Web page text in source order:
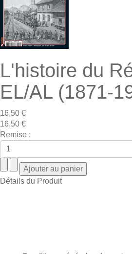
L'histoire du
EL/AL (1871-
16,50 €
16,50 €
Remise :
Détails du Produit